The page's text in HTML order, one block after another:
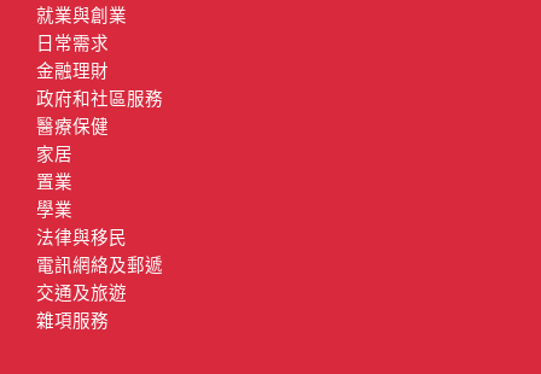
就業與創業
日常需求
金融理財
政府和社區服務
醫療保健
家居
置業
學業
法律與移民
電訊網絡及郵遞
交通及旅遊
雜項服務